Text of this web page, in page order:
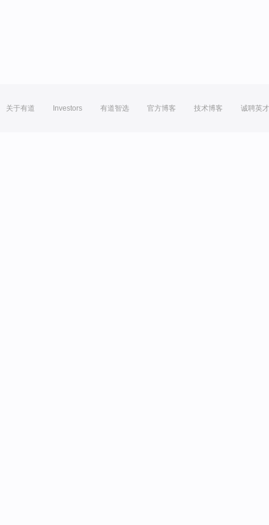
关于有道 Investors 有道智选 官方博客 技术博客 诚聘英才